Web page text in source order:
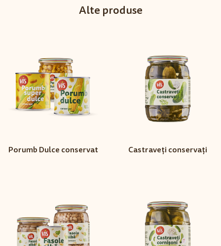
Alte produse
Porumb Dulce conservat Castraveți conservați